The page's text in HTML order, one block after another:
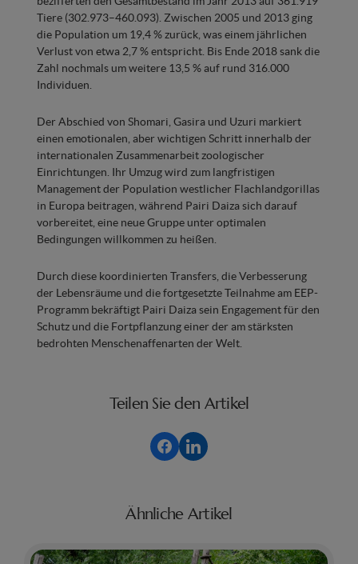
Tiere (302.973–460.093). Zwischen 2005 und 2013 ging
die Population um 19,4 % zurück, was einem jährlichen
Verlust von etwa 2,7 % entspricht. Bis Ende 2018 sank die
Zahl nochmals um weitere 13,5 % auf rund 316.000
Individuen.
Der Abschied von Shomari, Gasira und Uzuri markiert
einen emotionalen, aber wichtigen Schritt innerhalb der
internationalen Zusammenarbeit zoologischer
Einrichtungen. Ihr Umzug wird zum langfristigen
Management der Population westlicher Flachlandgorillas
in Europa beitragen, während Pairi Daiza sich darauf
vorbereitet, eine neue Gruppe unter optimalen
Bedingungen willkommen zu heißen.
Durch diese koordinierten Transfers, die Verbesserung
der Lebensräume und die fortgesetzte Teilnahme am EEP-
Programm bekräftigt Pairi Daiza sein Engagement für den
Schutz und die Fortpflanzung einer der am stärksten
bedrohten Menschenaffenarten der Welt.
Teilen Sie den Artikel
Ähnliche Artikel